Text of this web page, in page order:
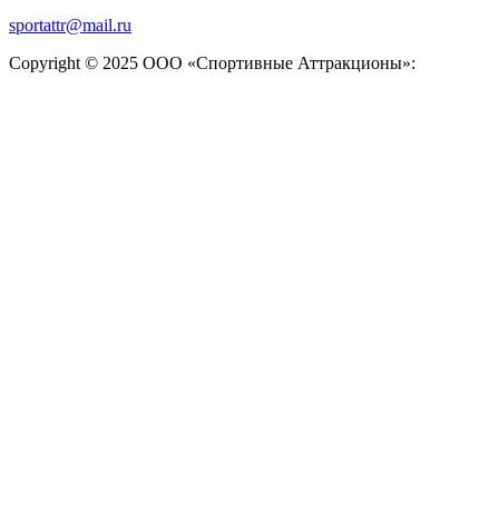
sportattr@mail.ru
Copyright © 2025 ООО «Спортивные Аттракционы»: